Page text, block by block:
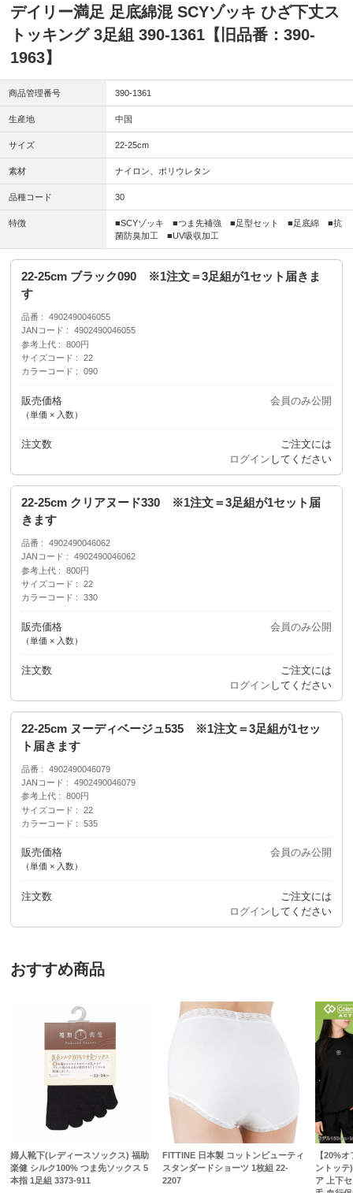
デイリー満足 足底綿混 SCYゾッキ ひざ下丈ス
トッキング 3足組 390-1361【旧品番：390-
1963】
商品管理番号 390-1361
生産地 中国
サイズ 22-25cm
素材 ナイロン、ポリウレタン
品種コード 30
特徴
■SCYゾッキ ■つま先補強 ■足型セット ■足底綿 ■抗
菌防臭加工 ■UV吸収加工
22-25cm ブラック090 ※1注文＝3足組が1セット届きま
す
品番
4902490046055
JANコード
4902490046055
参考上代
800円
サイズコード
22
カラーコード
090
販売価格
（単価 × 入数）
会員のみ公開
注文数
ご注文には
ログイン してください
22-25cm クリアヌード330 ※1注文＝3足組が1セット届
きます
品番
4902490046062
JANコード
4902490046062
参考上代
800円
サイズコード
22
カラーコード
330
販売価格
（単価 × 入数）
会員のみ公開
注文数
ご注文には
ログイン してください
22-25cm ヌーディベージュ535 ※1注文＝3足組が1セッ
ト届きます
品番
4902490046079
JANコード
4902490046079
参考上代
800円
サイズコード
22
カラーコード
535
販売価格
（単価 × 入数）
会員のみ公開
注文数
ご注文には
ログイン してください
おすすめ商品
婦人靴下(レディースソックス) 福助
楽健 シルク100% つま先ソックス 5
本指 1足組 3373-911
FITTINE 日本製 コットンビューティ
スタンダードショーツ 1枚組 22-
2207
【20%
ントッテ
ア 上下